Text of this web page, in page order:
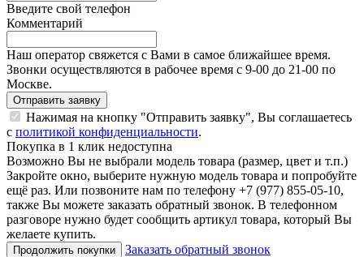
Введите свой телефон
Комментарий
Наш оператор свяжется с Вами в самое ближайшее время.
Звонки осуществляются в рабочее время с 9-00 до 21-00 по
Москве.
Отправить заявку
Нажимая на кнопку "Отправить заявку", Вы соглашаетесь
с политикой конфиденциальности.
Покупка в 1 клик недоступна
Возможно Вы не выбрали модель товара (размер, цвет и т.п.)
Закройте окно, выберите нужную модель товара и попробуйте
ещё раз. Или позвоните нам по телефону +7 (977) 855-05-10,
также Вы можете заказать обратный звонок. В телефонном
разговоре нужно будет сообщить артикул товара, который Вы
желаете купить.
Продолжить покупки
Заказать обратный звонок